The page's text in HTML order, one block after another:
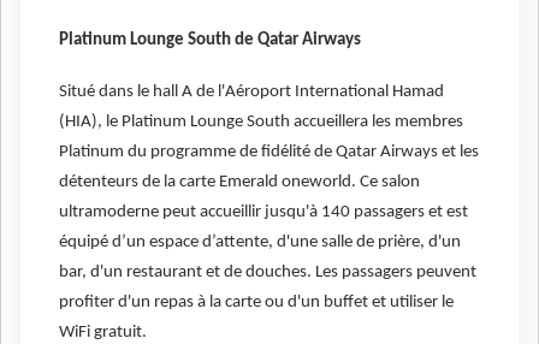
Platinum Lounge South de Qatar Airways
Situé dans le hall A de l'Aéroport International Hamad
(HIA), le Platinum Lounge South accueillera les membres
Platinum du programme de fidélité de Qatar Airways et les
détenteurs de la carte Emerald oneworld. Ce salon
ultramoderne peut accueillir jusqu'à 140 passagers et est
équipé d’un espace d’attente, d'une salle de prière, d'un
bar, d'un restaurant et de douches. Les passagers peuvent
profiter d'un repas à la carte ou d'un buffet et utiliser le
WiFi gratuit.